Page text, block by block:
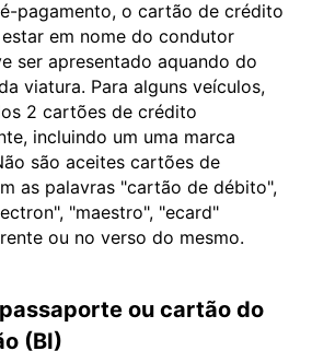
pagamento, o cartão de crédito
em nome do condutor
ser apresentado aquando do
viatura. Para alguns veículos,
2 cartões de crédito
incluindo um uma marca
são aceites cartões de
as palavras "cartão de débito",
"maestro", "ecard"
ou no verso do mesmo.
ou cartão do
(BI)